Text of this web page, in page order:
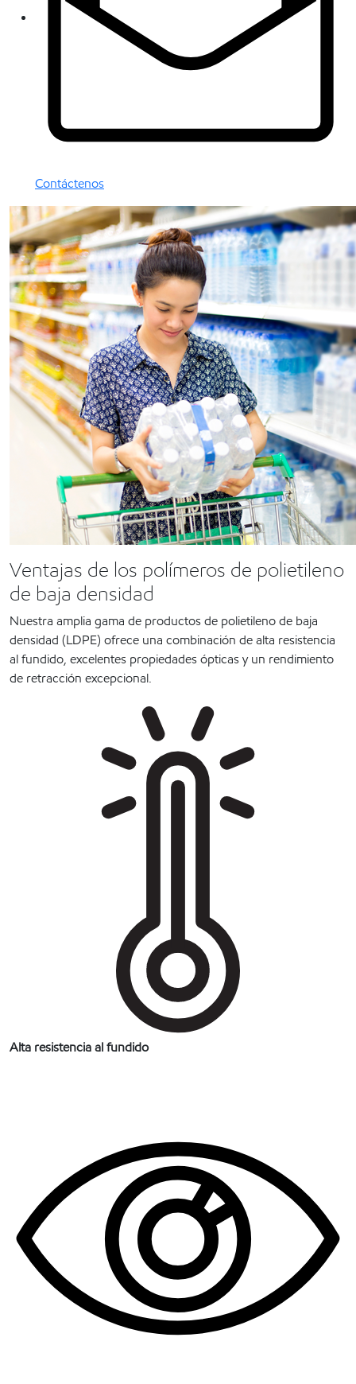
Contáctenos
Ventajas de los polímeros de polietileno
de baja densidad
Nuestra amplia gama de productos de polietileno de baja
densidad (LDPE) ofrece una combinación de alta resistencia
al fundido, excelentes propiedades ópticas y un rendimiento
de retracción excepcional.
Alta resistencia al fundido